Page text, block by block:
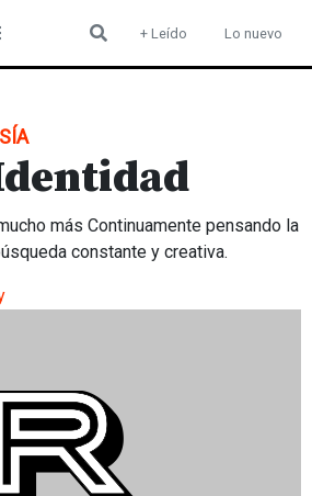
+ Leído Lo nuevo
más Continuamente pensando la
constante y creativa.